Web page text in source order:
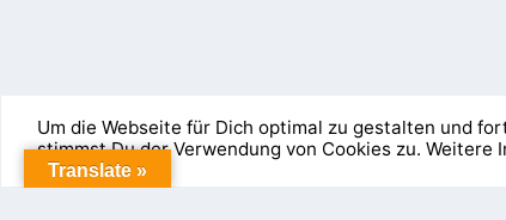
Entworfen vonElegant Themes | Unterstützt vonWordPress
Translate »
Um die Webseite für Dich optimal zu gestalten und
stimmst Du der Verwendung von Cookies zu.